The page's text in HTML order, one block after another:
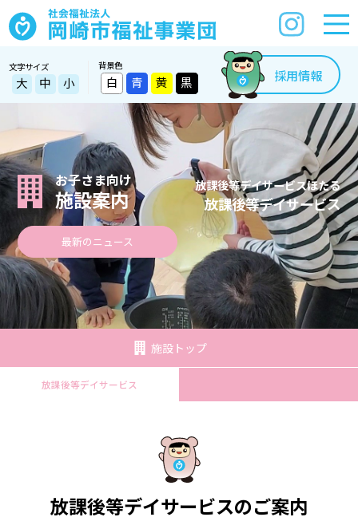
文字サイズ
大 中 小
背景色
白 青 黄 黒 採用情報
お子さま向け
施設案内
最新のニュース
放課後等デイサービスほたる
放課後等デイサービス
施設トップ
放課後等デイサービス
放課後等デイサービスのご案内